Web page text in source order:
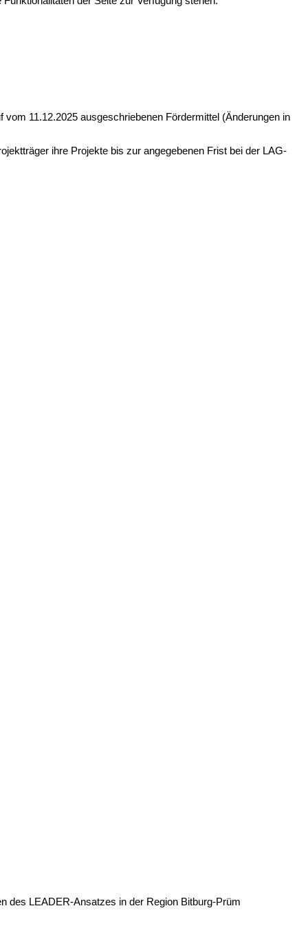
11.12.2025 ausgeschriebenen Fördermittel (Änderungen in
ihre Projekte bis zur angegebenen Frist bei der LAG-
des LEADER-Ansatzes in der Region Bitburg-Prüm